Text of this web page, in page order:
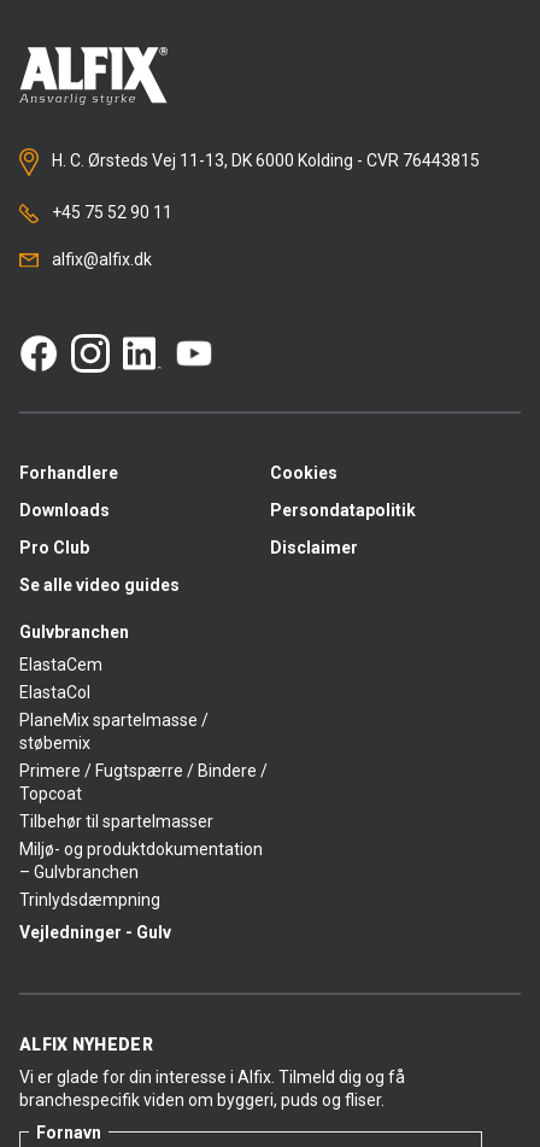
H. C. Ørsteds Vej 11-13, DK 6000 Kolding - CVR 76443815
+45 75 52 90 11
alfix@alfix.dk
Forhandlere
Downloads
Pro Club
Se alle video guides
Gulvbranchen
ElastaCem
ElastaCol
PlaneMix spartelmasse /
støbemix
Primere / Fugtspærre / Bindere /
Topcoat
Tilbehør til spartelmasser
Miljø- og produktdokumentation
– Gulvbranchen
Trinlydsdæmpning
Vejledninger - Gulv
Cookies
Persondatapolitik
Disclaimer
ALFIX NYHEDER
Vi er glade for din interesse i Alfix. Tilmeld dig og få
branchespecifik viden om byggeri, puds og fliser.
Fornavn